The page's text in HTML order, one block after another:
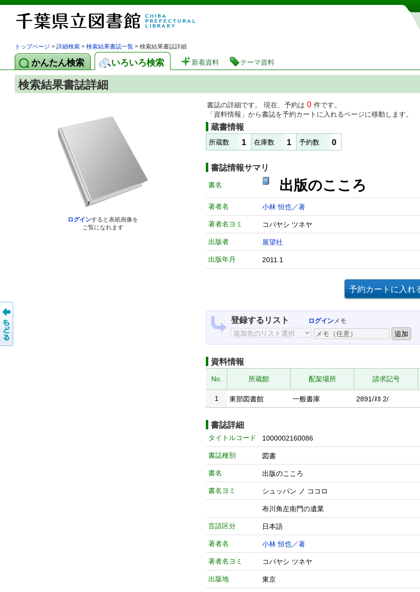
図書館 蔵書検索・予約システム
トップページ > 詳細検索 > 検索結果書誌一覧 > 検索結果書誌詳細
かんたん検索 いろいろ検索 新着資料 テーマ資料
検索結果書誌詳細
ログインすると表紙画像を
ご覧になれます
書誌の詳細です。 現在、予約は 0 件です。
「資料情報」から書誌を予約カートに入れるページに移動します。
蔵書情報
所蔵数 1 在庫数 1 予約数 0
書誌情報サマリ
書名 出版のこころ
著者名 小林 恒也／著
著者名ヨミ コバヤシ ツネヤ
出版者 展望社
出版年月 2011.1
登録するリスト ログインメモ
資料情報
No. 所蔵館 配架場所 請求記号
1
東部図書館 一般書庫 2891/ﾇｶ 2/
書誌詳細
タイトルコード 1000002160086
書誌種別 図書
書名 出版のこころ
書名ヨミ シュッパン ノ ココロ
布川角左衛門の遺業
言語区分 日本語
著者名 小林 恒也／著
著者名ヨミ コバヤシ ツネヤ
出版地 東京